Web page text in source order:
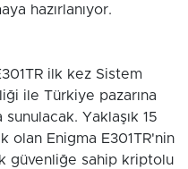
hazırlanıyor.
ilk kez Sistem
ile Türkiye pazarına
sunulacak. Yaklaşık 15
olan Enigma E301TR'nin
güvenliğe sahip kriptolu